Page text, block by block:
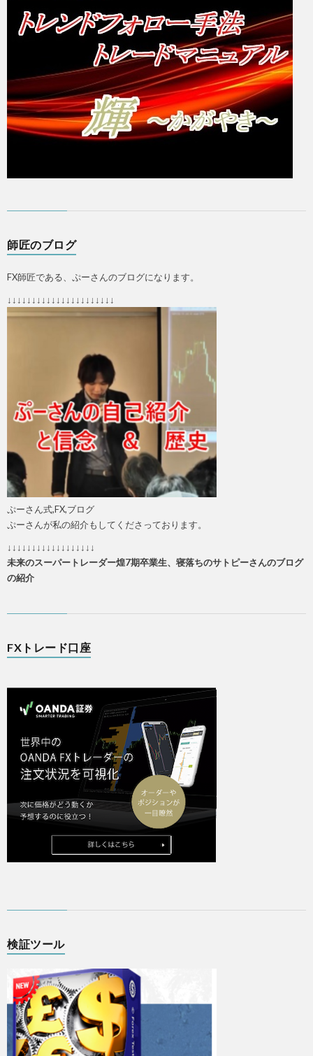
師匠のブログ
FX師匠である、ぷーさんのブログになります。
↓↓↓↓↓↓↓↓↓↓↓↓↓↓↓↓↓↓↓↓↓↓
ぷーさん式,FX,ブログ
ぷーさんが私の紹介もしてくださっております。
↓↓↓↓↓↓↓↓↓↓↓↓↓↓↓↓↓↓
未来のスーパートレーダー煌7期卒業生、寝落ちのサトピーさんのブログ
の紹介
FXトレード口座
検証ツール